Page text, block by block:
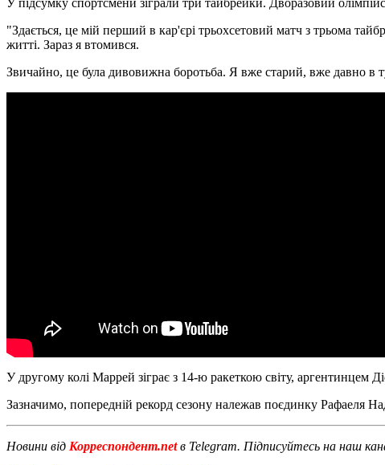
"Здається, це мій перший в кар'єрі трьохсетовий матч з трьома
житті. Зараз я втомився.
Звичайно, це була дивовижна боротьба. Я вже старий, вже давно в
У другому колі Маррей зіграє з 14-ю ракеткою світу, аргентинцем
Зазначимо, попередній рекорд сезону належав поєдинку Рафаеля
Новини від Корреспондент.netв Telegram. Підписуйтесь на наш